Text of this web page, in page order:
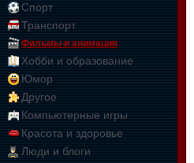
Спорт
Транспорт
Фильмы и анимация
Хобби и образование
Юмор
Другое
Компьютерные игры
Красота и здоровье
Люди и блоги